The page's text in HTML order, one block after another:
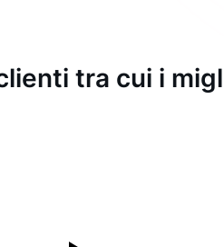
tra cui i